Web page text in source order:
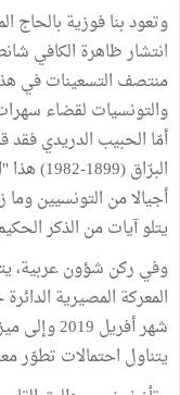
وتعود بنا فوزية بالحاج
انتشار ظاهرة الكافي
منتصف التسعينات في
والتونسيات لقضاء
أمّا الحبيب الدريدي
البرّاق
أجيالا من التونسيين وما
يتلو آيات من الذكر
وفي ركن شؤون عربية،
المعركة المصيرية
شهر أفريل
يتناول احتمالات تطوّر